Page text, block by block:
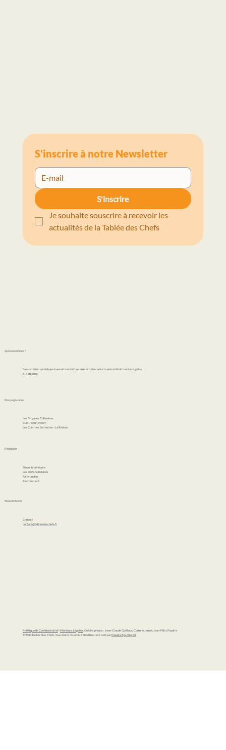
S'inscrire à notre Newsletter
S'inscrire
Je souhaite souscrire à recevoir les
actualités de la Tablée des Chefs
Qui nous sommes ?
L'association qui éduque à une alimentation saine et lutte contre la précarité alimentaire grâce
à la cuisine.
Nos programmes
Les Brigades Culinaires
Cuisine ton avenir
Les Cuisines Solidaires - La Relève
S'impliquer
Devenir bénévole
Les Défis Solidaires
Faire un don
Recrutement
Nous contacter
Contact
contact@tableedeschefs.fr
Politique de ConfidentialitéIMentions Légales. Crédits photos : Jean-Claude Guilloux, Corinne Jamet, Jean-Félix Fayolle
©2024 Tablée Des Chefs, tous droits réservés I Site fièrement créé parDouble Eye Digital